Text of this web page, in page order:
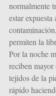
normalmente
estar
permiten la
Por la noche
reciben
tejidos de la
rápido